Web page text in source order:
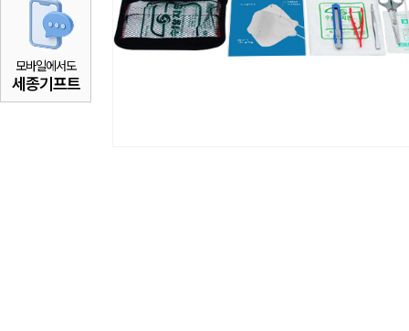
모바일에서도
세종기프트